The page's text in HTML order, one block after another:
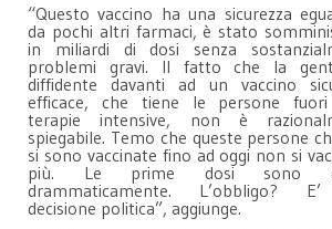
“Questo vaccino ha una sicurezza
da pochi altri farmaci, è stato
in miliardi di dosi senza
problemi gravi. Il fatto che la
diffidente davanti ad un vaccino
efficace, che tiene le persone
terapie intensive, non è
spiegabile. Temo che queste persone
si sono vaccinate fino ad oggi non si
più. Le prime dosi sono
drammaticamente. L’obbligo?
decisione politica”, aggiunge.